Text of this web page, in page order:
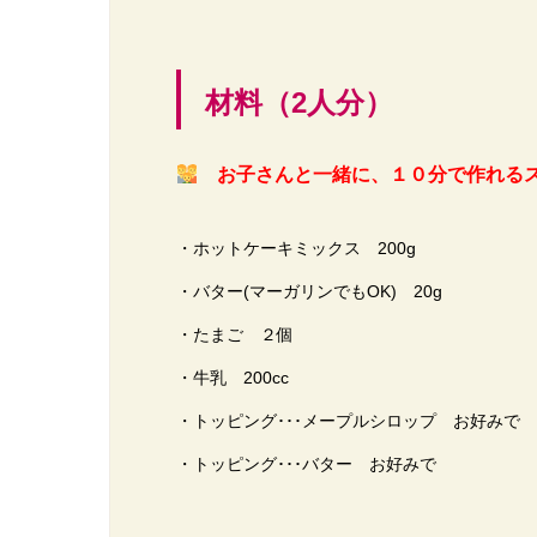
材料（2人分）
お子さんと一緒に、１０分で作れる
・ホットケーキミックス 200g
・バター(マーガリンでもOK) 20g
・たまご ２個
・牛乳 200cc
・トッピング･･･メープルシロップ お好みで
・トッピング･･･バター お好みで